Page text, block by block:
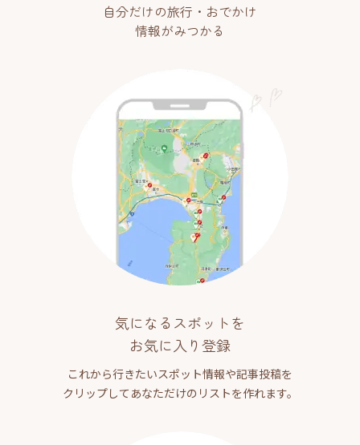
自分だけの旅行・おでかけ
情報がみつかる
気になるスポットを
お気に入り登録
これから行きたいスポット情報や記事投稿を
クリップしてあなただけのリストを作れます。